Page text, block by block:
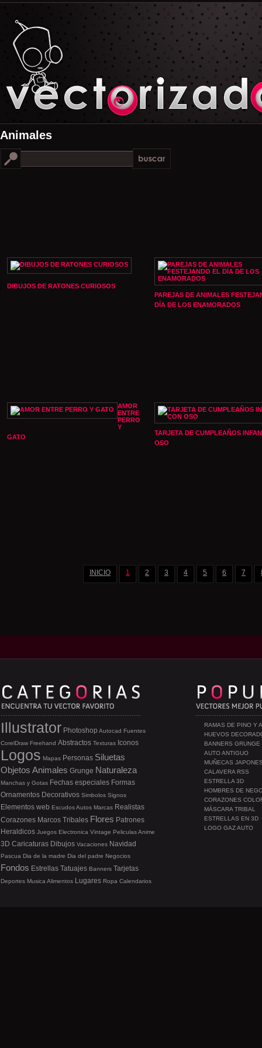
Animales
DIBUJOS DE RATONES CURIOSOS
PAREJAS DE ANIMALES
DÍA DE LOS ENAMORADOS
AMOR
ENTRE
PERRO
Y
GATO
TARJETA DE CUMPLEAÑOS
OSO
INICIO 1 2 3 4 5 6 7
RAMAS DE PINO Y
HUEVOS
BANNERS GRUNGE
AUTO ANTIGUO
MUÑECAS
CALAVERA RSS
ESTRELLA 3D
HOMBRES DE
CORAZONES
MÁSCARA TRIBAL
ESTRELLAS EN 3D
LOGO GAZ AUTO
Illustrator Photoshop Autocad Fuentes
CorelDraw Freehand Abstractos Texturas Iconos
Logos Mapas Personas Siluetas
Objetos Animales Grunge Naturaleza
Manchas y Gotas Fechas especiales Formas
Ornamentos Decorativos Simbolos Signos
Elementos web EscudosAutos Marcas Realistas
Corazones Marcos Tribales Flores Patrones
Heraldicos Juegos Electronica Vintage PeliculasAnime
3D Caricaturas Dibujos Vacaciones Navidad
Pascua Dia de la madre Dia del padre Negocios
Fondos Estrellas Tatuajes Banners Tarjetas
Deportes Musica Alimentos Lugares Ropa Calendarios